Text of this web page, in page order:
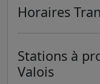
Horaires
Stations à
Valois